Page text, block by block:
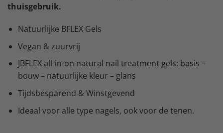
thuisgebruik.
Natuurlijke BFLEX Gels
Vegan & zuurvrij
JBFLEX all-in-on natural nail treatment gels: basis –
bouw – natuurlijke kleur – glans
Tijdsbesparend & Winstgevend
Ideaal voor alle type nagels, ook voor de tenen.